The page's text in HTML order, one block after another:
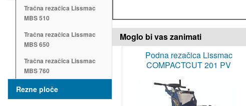
Tračna rezačica Lissmac
MBS 510
Tračna rezačica Lissmac
MBS 650
Tračna rezačica Lissmac
MBS 760
Rezne ploče
Moglo bi vas zanimati
Podna rezačica Lissmac
COMPACTCUT 201 PV